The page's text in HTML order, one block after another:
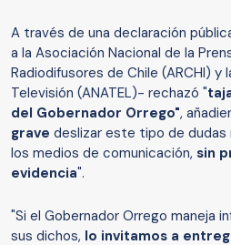
A través de una declaración
a la Asociación Nacional de la
Radiodifusores de Chile (ARCHI) y
Televisión (ANATEL)- rechazó "
del Gobernador Orrego",
grave deslizar este tipo de
los medios de comunicación, sin
evidencia".
"Si el Gobernador Orrego maneja
sus dichos, lo invitamos a